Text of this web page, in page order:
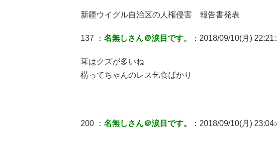
新疆ウイグル自治区の人権侵害 報告書発表
137 ： 名無しさん＠涙目です。 ：2018/09/10(月)
茸はクズが多いね
構ってちゃんのレス乞食ばかり
200 ： 名無しさん＠涙目です。 ：2018/09/10(月)